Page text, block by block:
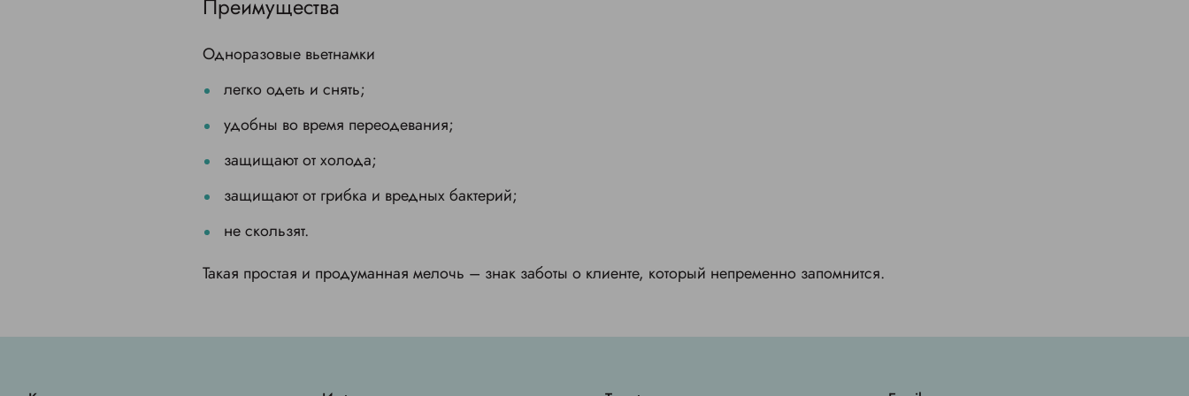
Преимущества
Одноразовые вьетнамки
легко одеть и снять;
удобны во время переодевания;
защищают от холода;
защищают от грибка и вредных бактерий;
не скользят.
Такая простая и продуманная мелочь – знак заботы о клиенте, который непременно запомнится.